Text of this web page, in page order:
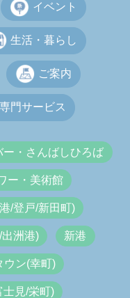
イベント
生活・暮らし
ご案内
専門サービス
ー・さんばしひろば
ー・美術館
/登戸/新田町)
洲港) 新港
ウン(幸町)
士見/栄町)